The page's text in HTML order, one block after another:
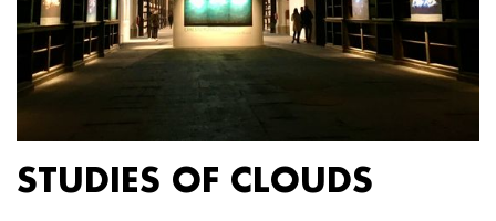
STUDIES OF CLOUDS